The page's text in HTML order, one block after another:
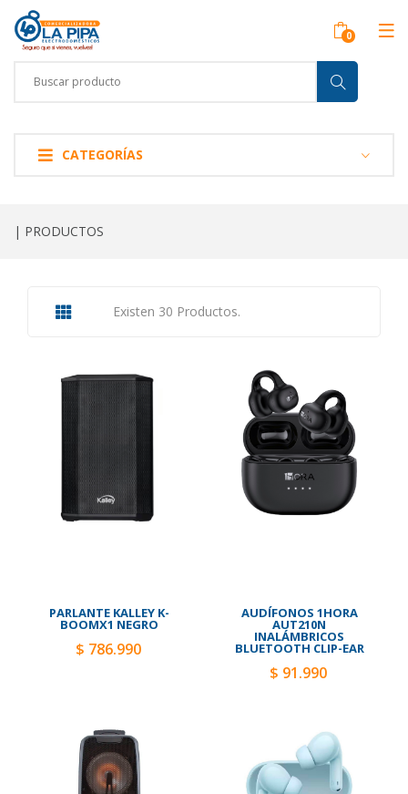
CATEGORÍAS
| PRODUCTOS
Existen 30 Productos.
PARLANTE KALLEY K-
BOOMX1 NEGRO
$ 786.990
AUDÍFONOS 1HORA
AUT210N
INALÁMBRICOS
BLUETOOTH CLIP-EAR
$ 91.990